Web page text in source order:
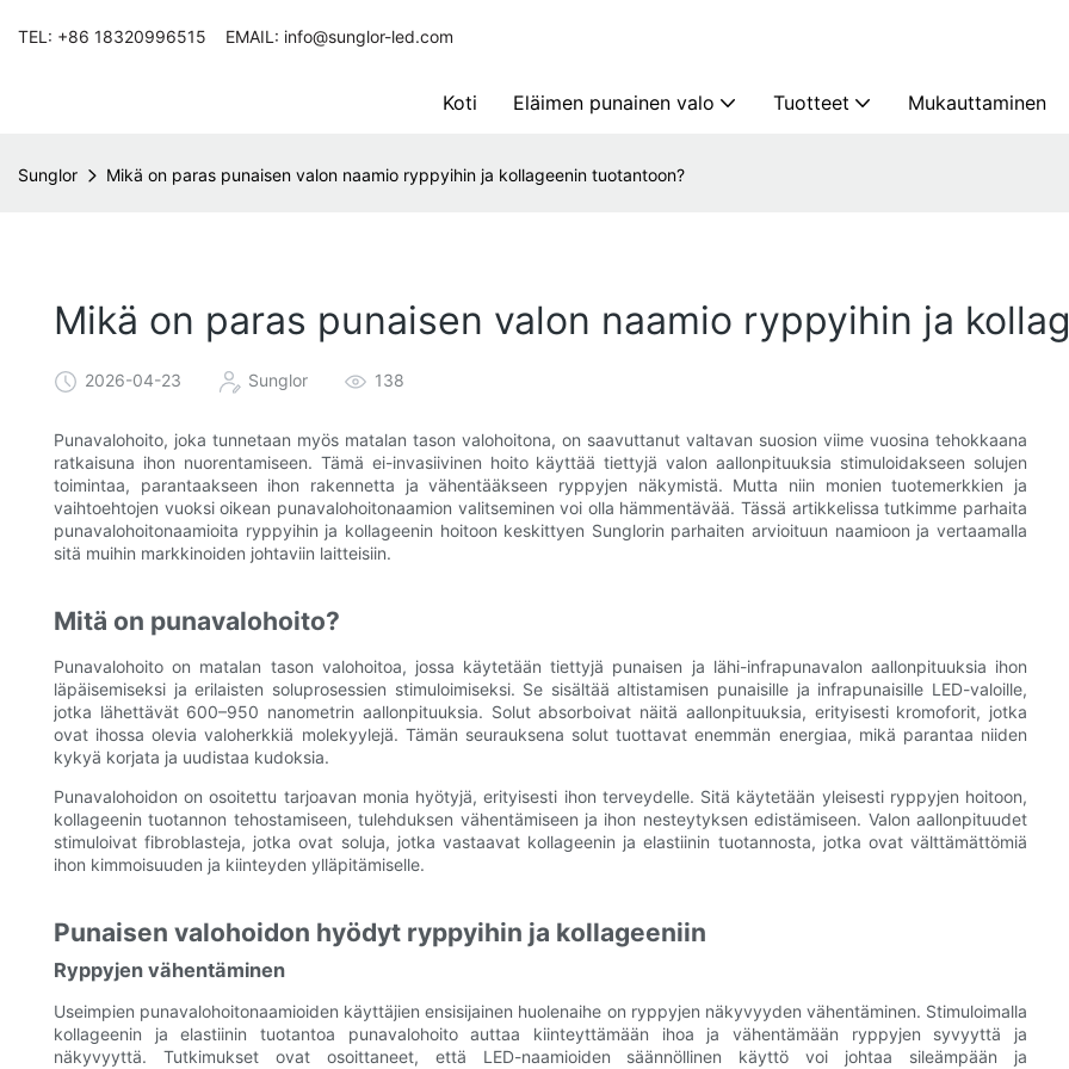
TEL: +86 18320996515 EMAIL: info@sunglor-led.com
Koti Eläimen punainen valo Tuotteet Mukauttaminen
Sunglor Mikä on paras punaisen valon naamio ryppyihin ja kollageenin tuotantoon?
Mikä on paras punaisen valon naamio ryppyihin ja
2026-04-23 Sunglor 138
Punavalohoito, joka tunnetaan myös matalan tason valohoitona, on saavuttanut valtavan suosion viime vuosina tehokkaana
ratkaisuna ihon nuorentamiseen. Tämä ei-invasiivinen hoito käyttää tiettyjä valon aallonpituuksia stimuloidakseen solujen
toimintaa, parantaakseen ihon rakennetta ja vähentääkseen ryppyjen näkymistä. Mutta niin monien tuotemerkkien ja
vaihtoehtojen vuoksi oikean punavalohoitonaamion valitseminen voi olla hämmentävää. Tässä artikkelissa tutkimme parhaita
punavalohoitonaamioita ryppyihin ja kollageenin hoitoon keskittyen Sunglorin parhaiten arvioituun naamioon ja vertaamalla
sitä muihin markkinoiden johtaviin laitteisiin.
Mitä on punavalohoito?
Punavalohoito on matalan tason valohoitoa, jossa käytetään tiettyjä punaisen ja lähi-infrapunavalon aallonpituuksia ihon
läpäisemiseksi ja erilaisten soluprosessien stimuloimiseksi. Se sisältää altistamisen punaisille ja infrapunaisille LED-valoille,
jotka lähettävät 600–950 nanometrin aallonpituuksia. Solut absorboivat näitä aallonpituuksia, erityisesti kromoforit, jotka
ovat ihossa olevia valoherkkiä molekyylejä. Tämän seurauksena solut tuottavat enemmän energiaa, mikä parantaa niiden
kykyä korjata ja uudistaa kudoksia.
Punavalohoidon on osoitettu tarjoavan monia hyötyjä, erityisesti ihon terveydelle. Sitä käytetään yleisesti ryppyjen hoitoon,
kollageenin tuotannon tehostamiseen, tulehduksen vähentämiseen ja ihon nesteytyksen edistämiseen. Valon aallonpituudet
stimuloivat fibroblasteja, jotka ovat soluja, jotka vastaavat kollageenin ja elastiinin tuotannosta, jotka ovat välttämättömiä
ihon kimmoisuuden ja kiinteyden ylläpitämiselle.
Punaisen valohoidon hyödyt ryppyihin ja kollageeniin
Ryppyjen vähentäminen
Useimpien punavalohoitonaamioiden käyttäjien ensisijainen huolenaihe on ryppyjen näkyvyyden vähentäminen. Stimuloimalla
kollageenin ja elastiinin tuotantoa punavalohoito auttaa kiinteyttämään ihoa ja vähentämään ryppyjen syvyyttä ja
näkyvyyttä. Tutkimukset ovat osoittaneet, että LED-naamioiden säännöllinen käyttö voi johtaa sileämpään ja